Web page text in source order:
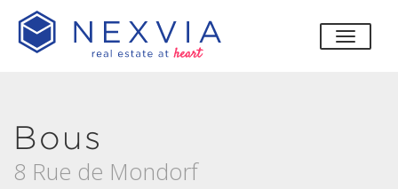
Bous
8 Rue de Mondorf